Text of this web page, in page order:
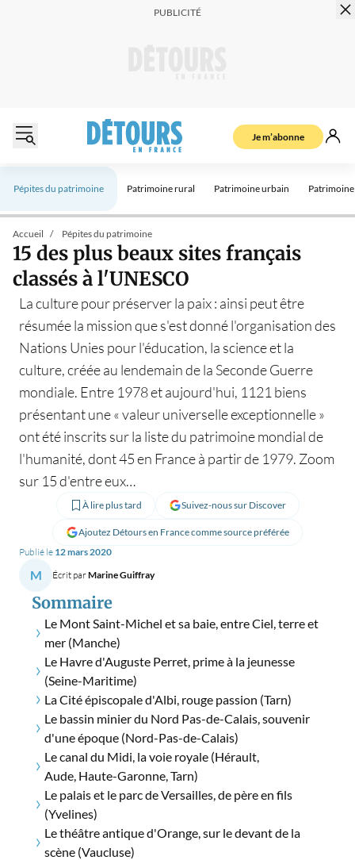
Je m’abonne
Pépites du patrimoine Patrimoine rural Patrimoine urbain
Accueil Pépites du patrimoine
15 des plus beaux sites français
classés à l'UNESCO
La culture pour préserver la paix : ainsi peut être
résumée la mission que s'est donné l'organisation des
Nations Unies pour l'éducation, la science et la
culture, créée au lendemain de la Seconde Guerre
mondiale. Entre 1978 et aujourd'hui, 1121 biens
présentant une « valeur universelle exceptionnelle »
ont été inscrits sur la liste du patrimoine mondial de
l'humanité, dont 45 en France à partir de 1979. Zoom
sur 15 d'entre eux…
À lire plus tard Suivez-nous sur Discover
Ajoutez Détours en France comme source préférée
Publié le 12 mars 2020
M Écrit parMarine Guiffray
Sommaire
Le Mont Saint-Michel et sa baie, entre Ciel, terre et
mer (Manche)
Le Havre d'Auguste Perret, prime à la jeunesse
(Seine-Maritime)
La Cité épiscopale d'Albi, rouge passion (Tarn)
Le bassin minier du Nord Pas-de-Calais, souvenir
d'une époque (Nord-Pas-de-Calais)
Le canal du Midi, la voie royale (Hérault,
Aude, Haute-Garonne, Tarn)
Le palais et le parc de Versailles, de père en fils
(Yvelines)
Le théâtre antique d'Orange, sur le devant de la
scène (Vaucluse)